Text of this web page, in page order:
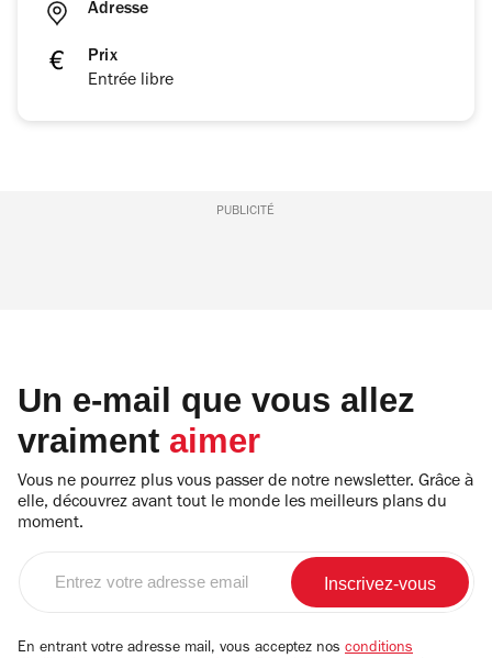
Adresse
Prix
Entrée libre
PUBLICITÉ
Un e-mail que vous allez
vraiment aimer
Vous ne pourrez plus vous passer de notre newsletter. Grâce à
elle, découvrez avant tout le monde les meilleurs plans du
moment.
email
En entrant votre adresse mail, vous acceptez nos conditions